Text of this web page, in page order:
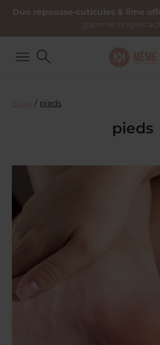
Duo repousse-cuticules & lime
gamme ongles
Blog / pieds
pieds